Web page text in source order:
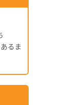
るま